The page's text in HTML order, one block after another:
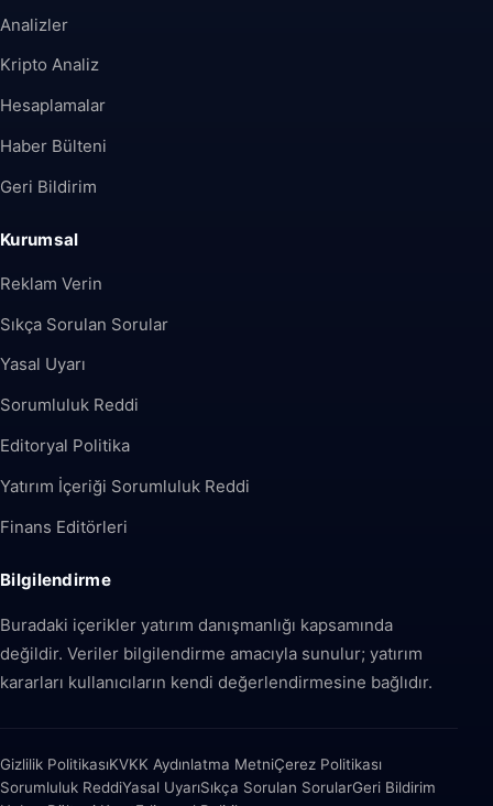
Analizler
Kripto Analiz
Hesaplamalar
Haber Bülteni
Geri Bildirim
Kurumsal
Reklam Verin
Sıkça Sorulan Sorular
Yasal Uyarı
Sorumluluk Reddi
Editoryal Politika
Yatırım İçeriği Sorumluluk Reddi
Finans Editörleri
Bilgilendirme
Buradaki içerikler yatırım danışmanlığı kapsamında
değildir. Veriler bilgilendirme amacıyla sunulur; yatırım
kararları kullanıcıların kendi değerlendirmesine bağlıdır.
Gizlilik PolitikasıKVKK Aydınlatma MetniÇerez Politikası
Sorumluluk ReddiYasal UyarıSıkça Sorulan SorularGeri Bildirim